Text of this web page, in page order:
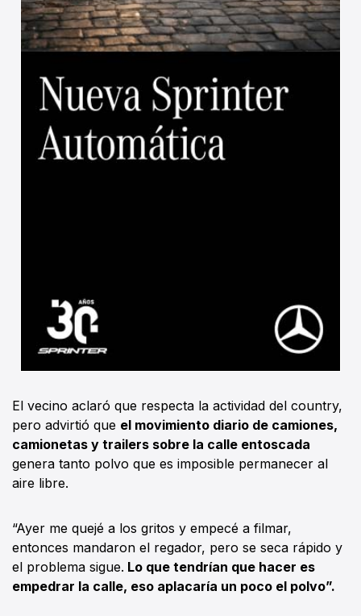
El vecino aclaró que respecta la actividad del country,
pero advirtió que el movimiento diario de camiones,
camionetas y trailers sobre la calle entoscada
genera tanto polvo que es imposible permanecer al
aire libre.
“Ayer me quejé a los gritos y empecé a filmar,
entonces mandaron el regador, pero se seca rápido y
el problema sigue. Lo que tendrían que hacer es
empedrar la calle, eso aplacaría un poco el polvo”.